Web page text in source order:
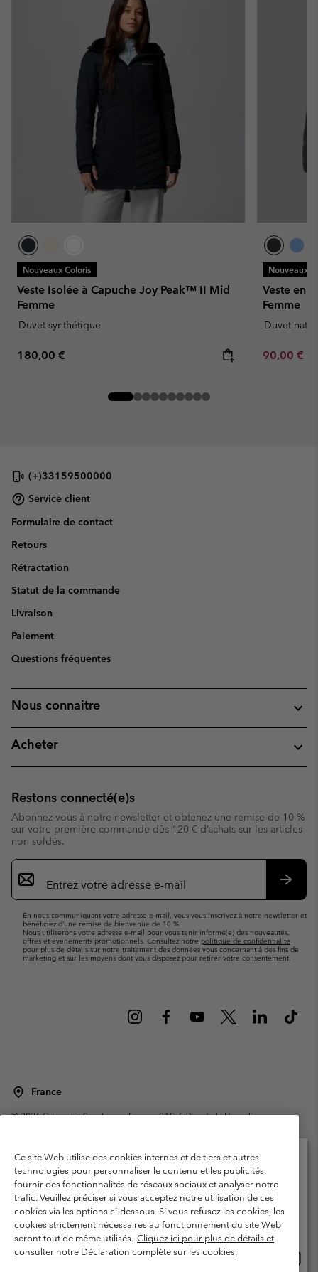
Nouveaux Coloris
Veste Isolée à Capuche Joy Peak™ II Mid
Femme
Duvet synthétique
Regular price:
180,00 €
Nouveaux
Veste en
Femme
Duvet
Minimum
90,00 €
(+)33159500000
Service client
Formulaire de contact
Retours
Rétractation
Statut de la commande
Livraison
Paiement
Questions fréquentes
Nous connaitre
Acheter
Restons connecté(e)s
Abonnez-vous à notre newsletter et obtenez une remise de 10 %
sur votre première commande dès 120 € d’achats sur les articles
non soldés.
Inscription
par
e-
En nous communiquant votre adresse e-mail, vous vous inscrivez à notre newsletter et
bénéficiez d’une remise de bienvenue de 10 %.
Nous utiliserons votre adresse e-mail pour vous tenir informé(e) des nouveautés,
offres et événements promotionnels. Consultez notre politique de confidentialité
pour plus de détails sur notre traitement des données vous concernant à des fins de
marketing et sur les moyens dont vous disposez pour retirer votre consentement.
France
©2026Columbia Sportswear Europe SAS. 5 Rue de la Haye, Espace
Garanties Légales
Politique de confidentialité
Conditions d'utilisation - Membres
Conditions D'utilisation - Contenu généré par l'utilisateur
Impressum
Cookies
Public CBCR
Ce site Web utilise des cookies internes et de tiers et autres
technologies pour personnaliser le contenu et les publicités,
fournir des fonctionnalités de réseaux sociaux et analyser notre
trafic. Veuillez préciser si vous acceptez notre utilisation de ces
cookies via les options ci-dessous. Si vous refusez les cookies, les
cookies strictement nécessaires au fonctionnement du site Web
seront tout de même utilisés. Cliquez ici pour plus de détails et
consulter notre Déclaration complète sur les cookies.
Veuillez sélectionner votre pays d’expédition et
votre langue
Achats en ligne disponibles
United States